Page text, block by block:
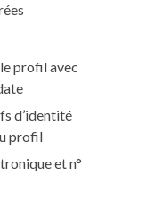
profil avec
d’identité
profil
et n°